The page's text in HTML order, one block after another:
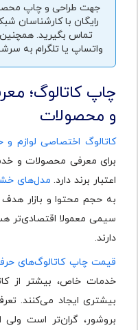
جهت طراحی و چاپ
واتساپ یا تلگرام به سرشماره 09371653050
چاپ کاتالوگ؛
و محصولات
کاتالوگ اختصاصی لوازم
برای معرفی محصولات و
اعتبار برند دارد. مدل‌های
به حجم محتوا و بازار
سیمی معمولا اقتصادی‌تر
دارند.
قیمت چاپ کاتالوگ‌های
خدمات خاص، بیشتر از
بیشتری ایجاد می‌کنند.
بروشور، گران‌تر است ولی